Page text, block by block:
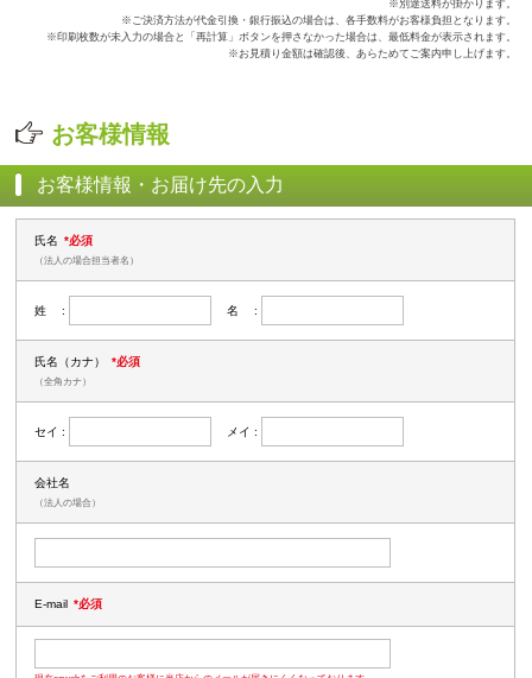
※別途送料が掛かります。
※ご決済方法が代金引換・銀行振込の場合は、各手数料がお客様負担となります。
※印刷枚数が未入力の場合と「再計算」ボタンを押さなかった場合は、最低料金が表示されます。
※お見積り金額は確認後、あらためてご案内申し上げます。
お客様情報
お客様情報・お届け先の入力
氏名 *必須
（法人の場合担当者名）
姓 : 名 :
氏名（カナ） *必須
（全角カナ）
セイ : メイ :
会社名
（法人の場合）
E-mail *必須